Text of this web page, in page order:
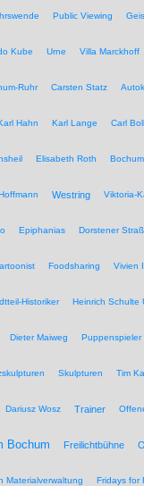
Public Viewing
Kube Urne Villa Marckhoff
Ruhr Carsten Statz
Hahn Karl Lange Carl
Elisabeth Roth
Westring Viktoria-
Epiphanias Dorstener
Foodsharing Vivien
Historiker Heinrich Schulte
Dieter Maiweg Puppenspieler
Skulpturen Tim
Dariusz Wosz Trainer
Bochum Freilichtbühne
Materialverwaltung Fridays for